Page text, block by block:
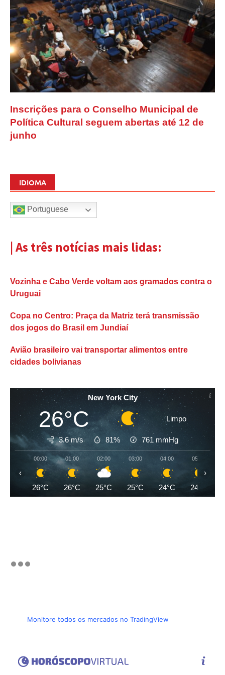
Inscrições para o Conselho Municipal de
Política Cultural seguem abertas até 12 de
junho
IDIOMA
Portuguese
| As três notícias mais lidas:
Vozinha e Cabo Verde voltam aos gramados contra o
Uruguai
Copa no Centro: Praça da Matriz terá transmissão
dos jogos do Brasil em Jundiaí
Avião brasileiro vai transportar alimentos entre
cidades bolivianas
New York City
26°C Limpo
3.6 m/s 81% 761 mmHg
00:00
26°C
01:00
26°C
02:00
25°C
03:00
25°C
04:00
24°C
05:00
24°C
‹ ›
Monitore todos os mercados no TradingView